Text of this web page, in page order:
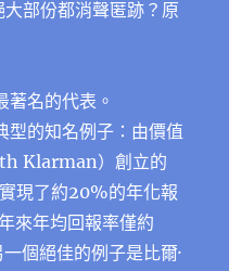
部份都消聲匿跡？原
著名的代表。
型的知名例子：由價值
Klarman）創立的
現了約20%的年化報
來年均回報率僅約
個絕佳的例子是比爾·